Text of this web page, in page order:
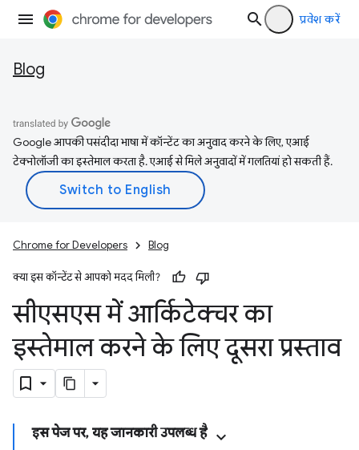
प्रवेश करें
Blog
Google आपकी पसंदीदा भाषा में कॉन्टेंट का अनुवाद करने के लिए, एआई
टेक्नोलॉजी का इस्तेमाल करता है. एआई से मिले अनुवादों में गलतियां हो सकती हैं.
Chrome for Developers Blog
क्या इस कॉन्टेंट से आपको मदद मिली?
सीएसएस में आर्किटेक्चर का
इस्तेमाल करने के लिए दूसरा प्रस्ताव
इस पेज पर, यह जानकारी उपलब्ध है